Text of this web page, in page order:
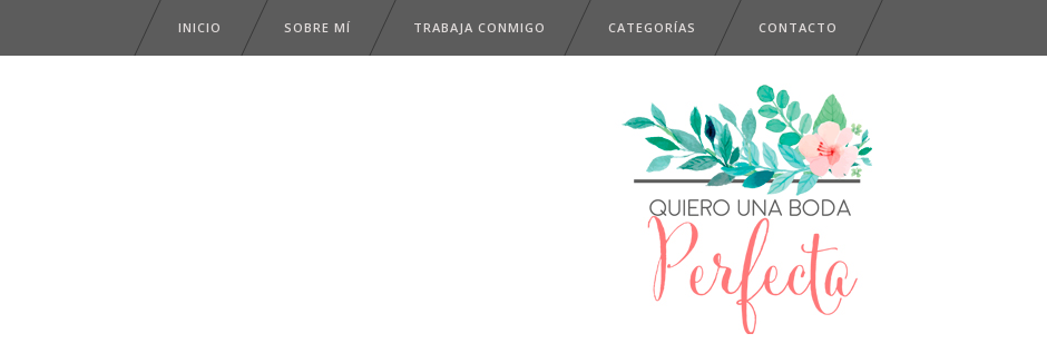
INICIO SOBRE MÍ TRABAJA CONMIGO CATEGORÍAS CONTACTO